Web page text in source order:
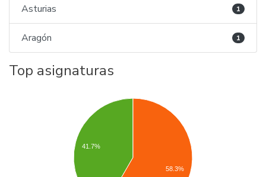
Asturias 1
Aragón 1
Top asignaturas
41.7%
58.3%